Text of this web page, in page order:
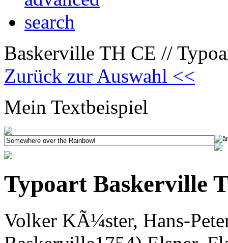
Baskerville TH CE //
Zurück zur Auswahl <<
Mein Textbeispiel
Typoart Baskerville
Volker KÃ¼ster, Hans-